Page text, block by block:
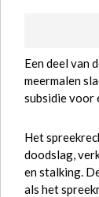
Een deel van
meermalen
subsidie voor
Het
doodslag,
en stalking.
als het